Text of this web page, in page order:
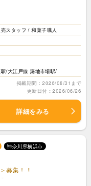
スタッフ / 和菓子職人
/大江戸線 築地市場駅/
掲載期間：2026/08/31まで
更新日付：2026/06/26
詳細をみる
神奈川県横浜市
募集！！